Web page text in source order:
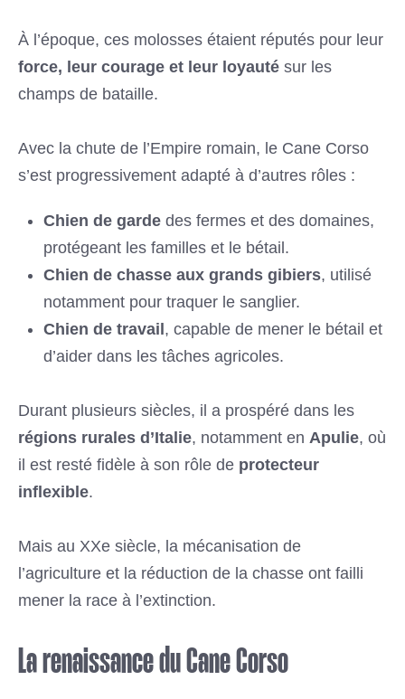
À l’époque, ces molosses étaient réputés pour leur
force, leur courage et leur loyauté sur les
champs de bataille.
Avec la chute de l’Empire romain, le Cane Corso
s’est progressivement adapté à d’autres rôles :
Chien de garde des fermes et des domaines,
protégeant les familles et le bétail.
Chien de chasse aux grands gibiers, utilisé
notamment pour traquer le sanglier.
Chien de travail, capable de mener le bétail et
d’aider dans les tâches agricoles.
Durant plusieurs siècles, il a prospéré dans les
régions rurales d’Italie, notamment en Apulie, où
il est resté fidèle à son rôle de protecteur
inflexible.
Mais au XXe siècle, la mécanisation de
l’agriculture et la réduction de la chasse ont failli
mener la race à l’extinction.
La renaissance du Cane Corso